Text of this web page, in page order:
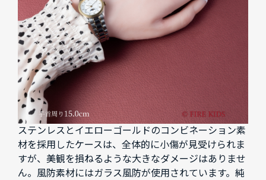
ステンレスとイエローゴールドのコンビネーション素
材を採用したケースは、全体的に小傷が見受けられま
すが、美観を損ねるような大きなダメージはありませ
ん。風防素材にはガラス風防が使用されています。純